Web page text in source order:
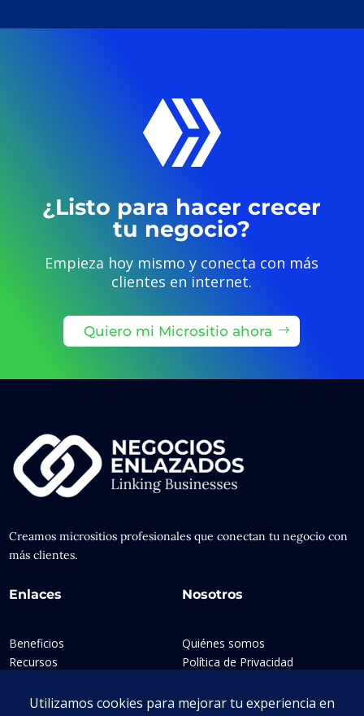

¿Listo para hacer crecer
tu negocio?
Empieza hoy mismo y conecta con más
clientes en internet.
Quiero mi Micrositio ahora
Creamos micrositios profesionales que conectan tu negocio con
más clientes.
Enlaces
Beneficios
Recursos
Nosotros
Quiénes somos
Política de Privacidad
Contacto